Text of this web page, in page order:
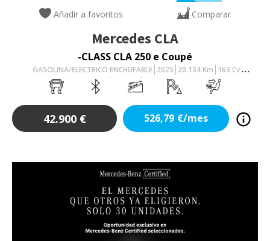
Añadir a favoritos Comparar
Mercedes CLA
-CLASS CLA 250 e Coupé
GASOLINA/ELECTRICO ENCHUFABLE 2025 20.134Km 163 Cv
AUTOMÁTICO
42.900 € 526,79 €/mes